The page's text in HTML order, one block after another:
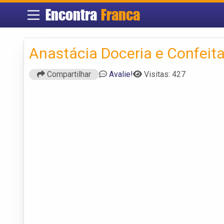
Encontra Franca
Anastácia Doceria e
Compartilhar Avalie! Visitas: 427